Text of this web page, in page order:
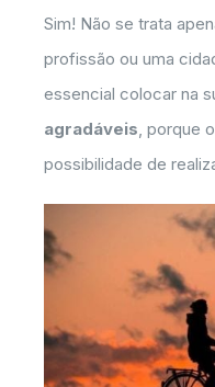
Sim! Não se trata
profissão ou uma
essencial colocar na
agradáveis , porque
possibilidade de